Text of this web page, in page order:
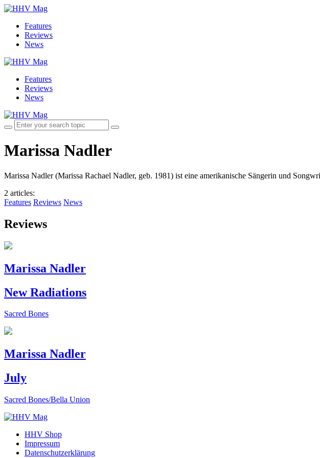
Features
Reviews
News
Features
Reviews
News
Marissa Nadler
Marissa Nadler (Marissa Rachael Nadler, geb. 1981) ist eine amerikanische Sängerin und
2 articles:
Features Reviews News
Reviews
Marissa Nadler
New Radiations
Sacred Bones
Marissa Nadler
July
Sacred Bones/Bella Union
HHV Shop
Impressum
Datenschutzerklärung